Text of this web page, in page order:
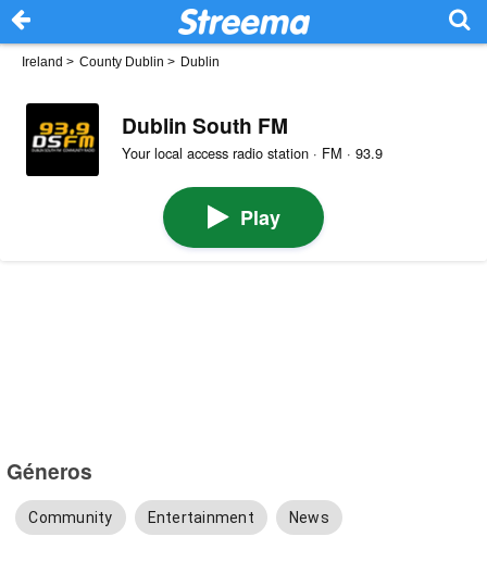
Ireland > County Dublin > Dublin
Dublin South FM
Your local access radio station · FM · 93.9
Play
Géneros
Community Entertainment News